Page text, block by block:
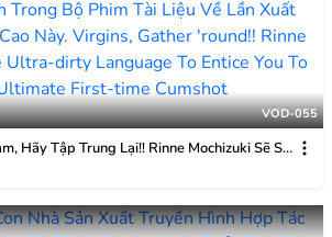
VOD-055
Hãy Tập Trung Lại!! Rinne Mochizuki Sẽ Sử
Tĩu để Kích Thích Bạn Xuất Tinh Trong Bộ